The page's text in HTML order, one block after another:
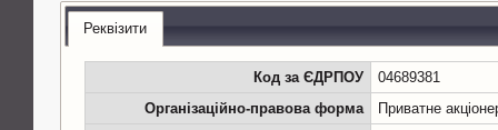
Реквізити
Код за ЄДРПОУ
04689381
Організаційно-правова форма
Приватне